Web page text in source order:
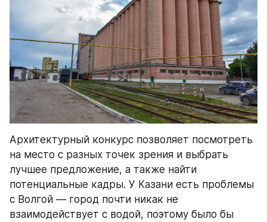
Архитектурный конкурс позволяет посмотреть
на место с разных точек зрения и выбрать
лучшее предложение, а также найти
потенциальные кадры. У Казани есть проблемы
с Волгой — город почти никак не
взаимодействует с водой, поэтому было бы